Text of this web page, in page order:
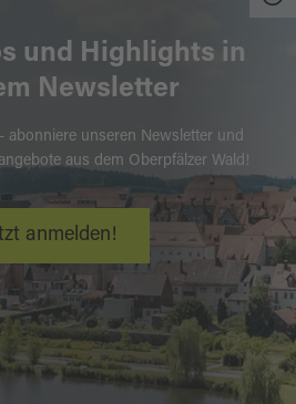
und Highlights in
Newsletter
abonniere unseren Newsletter und
aus dem Oberpfälzer Wald!
anmelden!